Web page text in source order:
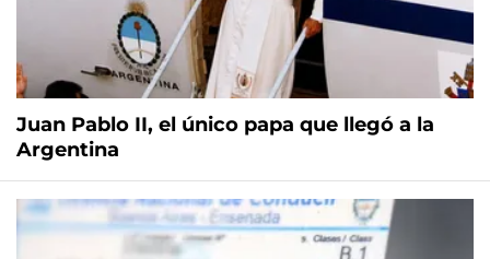
Juan Pablo II, el único papa que llegó a la
Argentina